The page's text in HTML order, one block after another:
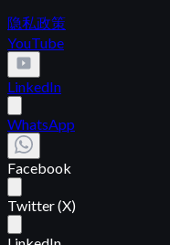
隐私政策
YouTube
LinkedIn
WhatsApp
Facebook
Twitter (X)